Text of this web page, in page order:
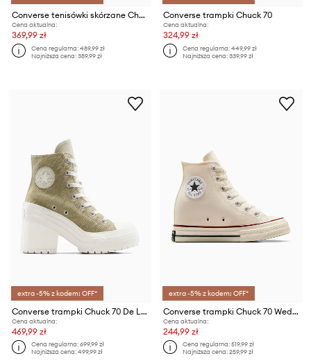
Converse tenisówki skórzane Chuck 70
Cena aktualna:
369,99 zł
Cena regularna:489,99 zł
Najniższa cena:389,99 zł
Converse trampki Chuck 70
Cena aktualna:
324,99 zł
Cena regularna:449,99 zł
Najniższa cena:339,99 zł
extra -5% z kodem: OFF*
Converse trampki Chuck 70 De Luxe Heel Pony Hair
Cena aktualna:
469,99 zł
Cena regularna:699,99 zł
Najniższa cena:499,99 zł
extra -5% z kodem: OFF*
Converse trampki Chuck 70 Wedge
Cena aktualna:
244,99 zł
Cena regularna:519,99 zł
Najniższa cena:259,99 zł